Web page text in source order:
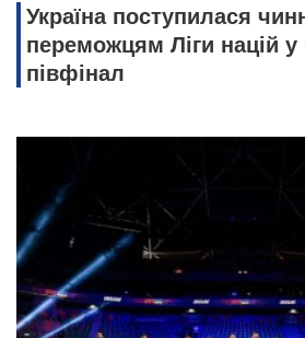
Україна поступилася
переможцям Ліги націй у
півфінал